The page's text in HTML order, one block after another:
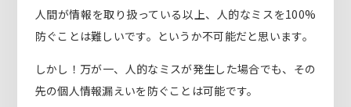
人間が情報を取り扱っている以上、人的なミスを100%
防ぐことは難しいです。というか不可能だと思います。
しかし！万が一、人的なミスが発生した場合でも、その
先の個人情報漏えいを防ぐことは可能です。